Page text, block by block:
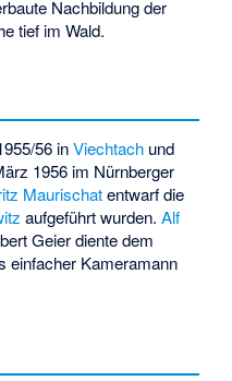
Nachbildung der
tief im Wald.
56 inViechtach und
1956 im Nürnberger
Maurischatentwarf die
aufgeführt wurden.Alf
Geier diente dem
einfacher Kameramann